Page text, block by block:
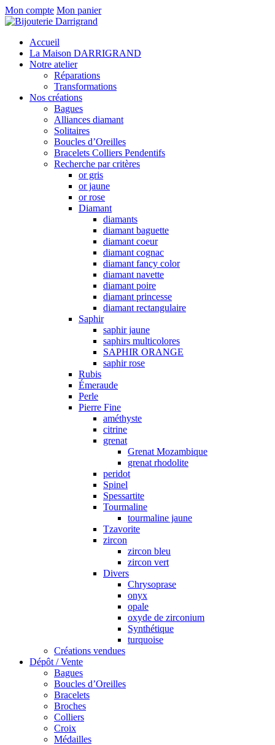
Mon compte Mon panier
Accueil
La Maison DARRIGRAND
Notre atelier
Réparations
Transformations
Nos créations
Bagues
Alliances diamant
Solitaires
Boucles d’Oreilles
Bracelets Colliers Pendentifs
Recherche par critères
or gris
or jaune
or rose
Diamant
diamants
diamant baguette
diamant coeur
diamant cognac
diamant fancy color
diamant navette
diamant poire
diamant princesse
diamant rectangulaire
Saphir
saphir jaune
saphirs multicolores
SAPHIR ORANGE
saphir rose
Rubis
Émeraude
Perle
Pierre Fine
améthyste
citrine
grenat
Grenat Mozambique
grenat rhodolite
peridot
Spinel
Spessartite
Tourmaline
tourmaline jaune
Tzavorite
zircon
zircon bleu
zircon vert
Divers
Chrysoprase
onyx
opale
oxyde de zirconium
Synthétique
turquoise
Créations vendues
Dépôt / Vente
Bagues
Boucles d’Oreilles
Bracelets
Broches
Colliers
Croix
Médailles